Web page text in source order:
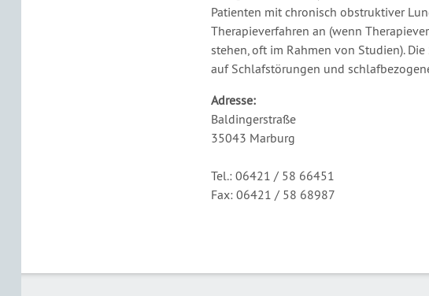
Patienten mit chronisch obstruktiver
Therapieverfahren an (wenn
stehen, oft im Rahmen von Studien).
auf Schlafstörungen und
Adresse:
Baldingerstraße
35043 Marburg
Tel.: 06421 / 58 66451
Fax: 06421 / 58 68987